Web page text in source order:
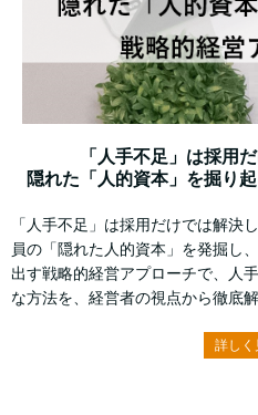
「人手不足」は採用
隠れた「人的資本」を掘り
「人手不足」は採用だけでは解決
員の「隠れた人的資本」を発掘し
出す戦略的経営アプローチで、人
な方法を、経営者の視点から徹底解
詳しく